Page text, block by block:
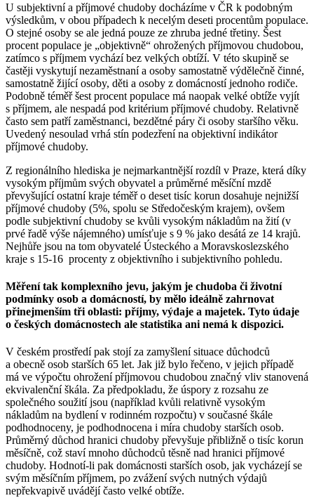
U subjektivní a příjmové chudoby docházíme v ČR k podobným
výsledkům, v obou případech k necelým deseti procentům populace.
O stejné osoby se ale jedná pouze ze zhruba jedné třetiny. Šest
procent populace je „objektivně“ ohrožených příjmovou chudobou,
zatímco s příjmem vychází bez velkých obtíží. V této skupině se
častěji vyskytují nezaměstnaní a osoby samostatně výdělečně činné,
samostatně žijící osoby, děti a osoby z domácností jednoho rodiče.
Podobně téměř šest procent populace má naopak velké obtíže vyjít
s příjmem, ale nespadá pod kritérium příjmové chudoby. Relativně
často sem patří zaměstnanci, bezdětné páry či osoby staršího věku.
Uvedený nesoulad vrhá stín podezření na objektivní indikátor
příjmové chudoby.
Z regionálního hlediska je nejmarkantnější rozdíl v Praze, která díky
vysokým příjmům svých obyvatel a průměrné měsíční mzdě
převyšující ostatní kraje téměř o deset tisíc korun dosahuje nejnižší
příjmové chudoby (5%, spolu se Středočeským krajem), ovšem
podle subjektivní chudoby se kvůli vysokým nákladům na žití (v
prvé řadě výše nájemného) umísťuje s 9 % jako desátá ze 14 krajů.
Nejhůře jsou na tom obyvatelé Ústeckého a Moravskoslezského
kraje s 15-16 procenty z objektivního i subjektivního pohledu.
Měření tak komplexního jevu, jakým je chudoba či životní
podmínky osob a domácností, by mělo ideálně zahrnovat
přinejmenším tři oblasti: příjmy, výdaje a majetek. Tyto údaje
o českých domácnostech ale statistika ani nemá k dispozici.
V českém prostředí pak stojí za zamyšlení situace důchodců
a obecně osob starších 65 let. Jak již bylo řečeno, v jejich případě
má ve výpočtu ohrožení příjmovou chudobou značný vliv stanovená
ekvivalenční škála. Za předpokladu, že úspory z rozsahu ze
společného soužití jsou (například kvůli relativně vysokým
nákladům na bydlení v rodinném rozpočtu) v současné škále
podhodnoceny, je podhodnocena i míra chudoby starších osob.
Průměrný důchod hranici chudoby převyšuje přibližně o tisíc korun
měsíčně, což staví mnoho důchodců těsně nad hranici příjmové
chudoby. Hodnotí-li pak domácnosti starších osob, jak vycházejí se
svým měsíčním příjmem, po zvážení svých nutných výdajů
nepřekvapivě uvádějí často velké obtíže.